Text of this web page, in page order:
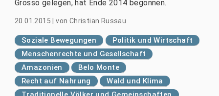
Grosso gelegen, hat Ende 2014 begonnen.
20.01.2015 |von Christian Russau
Soziale Bewegungen
Politik und Wirtschaft
Menschenrechte und Gesellschaft
Amazonien
Belo Monte
Recht auf Nahrung
Wald und Klima